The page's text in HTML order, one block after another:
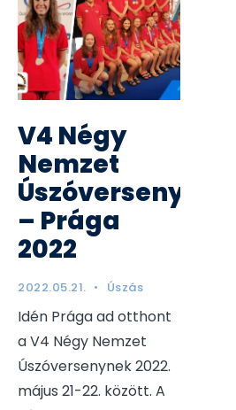
V4 Négy
Nemzet
Úszóverseny
– Prága
2022
2022.05.21. • Úszás
Idén Prága ad otthont
a V4 Négy Nemzet
Úszóversenynek 2022.
május 21-22. között. A